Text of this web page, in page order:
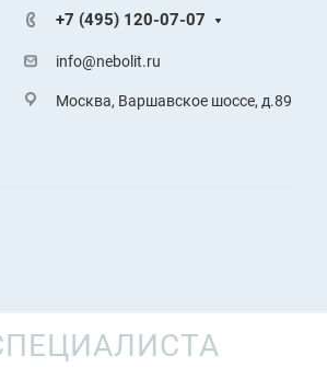
+7 (495) 120-07-07
info@nebolit.ru
Москва, Варшавское шоссе, д.89